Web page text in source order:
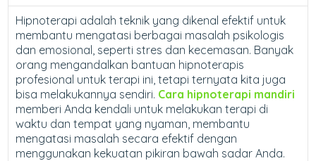
Hipnoterapi adalah teknik yang dikenal efektif untuk
membantu mengatasi berbagai masalah psikologis
dan emosional, seperti stres dan kecemasan. Banyak
orang mengandalkan bantuan hipnoterapis
profesional untuk terapi ini, tetapi ternyata kita juga
bisa melakukannya sendiri. Cara hipnoterapi mandiri
memberi Anda kendali untuk melakukan terapi di
waktu dan tempat yang nyaman, membantu
mengatasi masalah secara efektif dengan
menggunakan kekuatan pikiran bawah sadar Anda.